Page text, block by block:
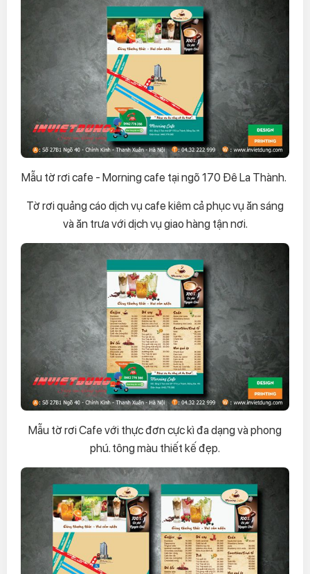
Mẫu tờ rơi cafe - Morning cafe tại ngõ 170 Đê La Thành.
Tờ rơi quảng cáo dịch vụ cafe kiêm cả phục vụ ăn sáng
và ăn trưa với dịch vụ giao hàng tận nơi.
Mẫu tờ rơi Cafe với thực đơn cực kì đa dạng và phong
phú. tông màu thiết kế đẹp.